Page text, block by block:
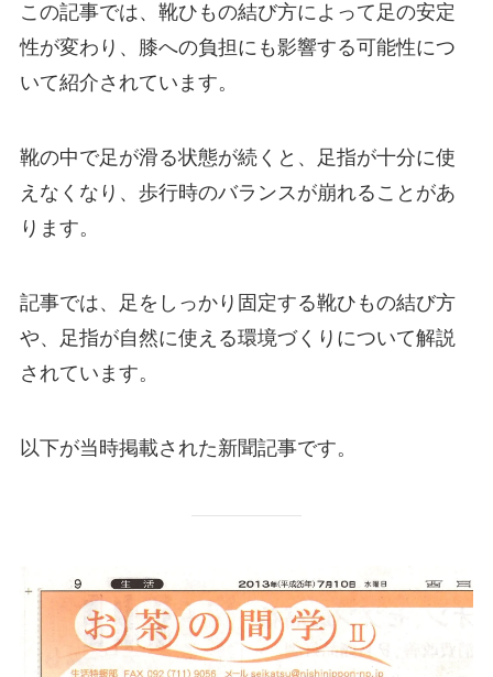
この記事では、靴ひもの結び方によって足の安定
性が変わり、膝への負担にも影響する可能性につ
いて紹介されています。
靴の中で足が滑る状態が続くと、足指が十分に使
えなくなり、歩行時のバランスが崩れることがあ
ります。
記事では、足をしっかり固定する靴ひもの結び方
や、足指が自然に使える環境づくりについて解説
されています。
以下が当時掲載された新聞記事です。